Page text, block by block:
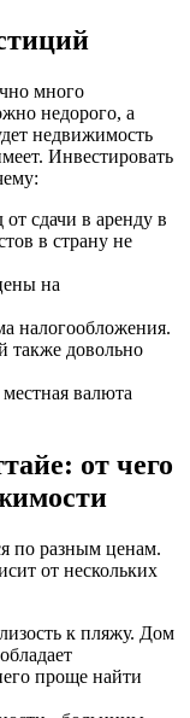
много
недорого, а
недвижимость
Инвестировать
сдачи в аренду в
в страну не
на
налогообложения.
также довольно
валюта
от чего
по разным ценам.
от нескольких
к пляжу. Дом
проще найти